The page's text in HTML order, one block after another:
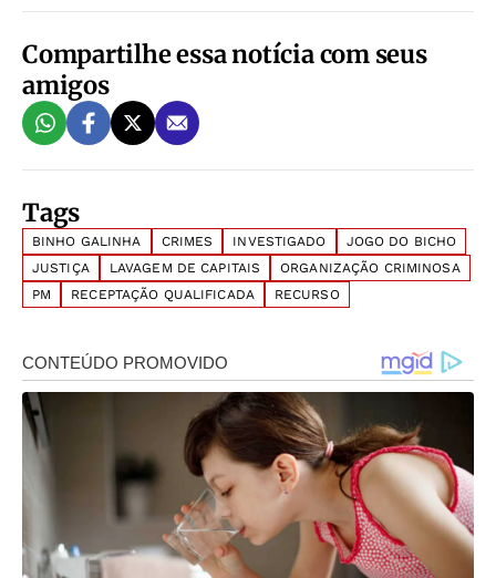
Compartilhe essa notícia com seus
amigos
Tags
BINHO GALINHA CRIMES INVESTIGADO
JOGO DO BICHO
JUSTIÇA
LAVAGEM DE CAPITAIS
ORGANIZAÇÃO CRIMINOSA
PM
RECEPTAÇÃO QUALIFICADA RECURSO